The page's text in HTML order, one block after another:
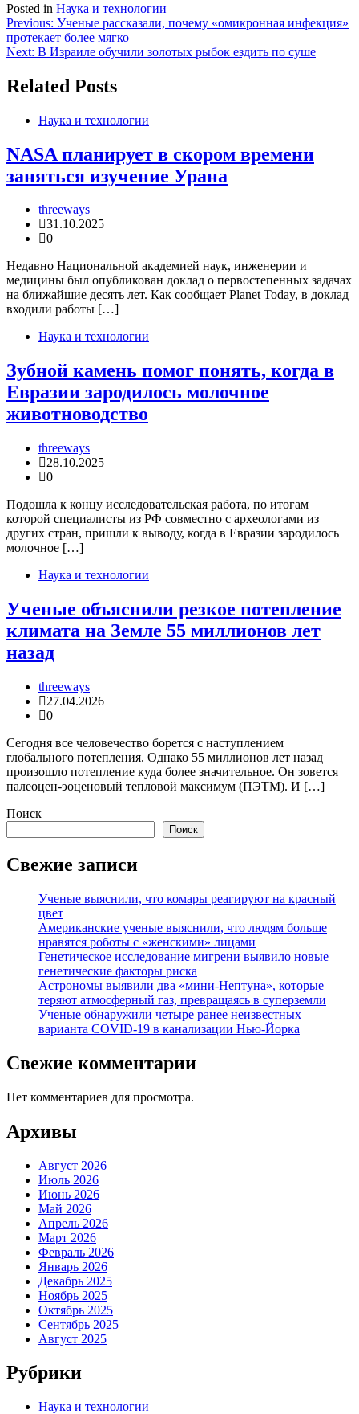
Posted in Наука и технологии
Навигация
по
Previous: Ученые рассказали, почему «омикронная инфекция»
протекает более мягко
Next: В Израиле обучили золотых рыбок ездить по суше
Related Posts
Наука и технологии
NASA планирует в скором времени
заняться изучение Урана
threeways
31.10.2025
0
Недавно Национальной академией наук, инженерии и
медицины был опубликован доклад о первостепенных задачах
на ближайшие десять лет. Как сообщает Planet Today, в доклад
входили работы […]
Наука и технологии
Зубной камень помог понять, когда в
Евразии зародилось молочное
животноводство
threeways
28.10.2025
0
Подошла к концу исследовательская работа, по итогам
которой специалисты из РФ совместно с археологами из
других стран, пришли к выводу, когда в Евразии зародилось
молочное […]
Наука и технологии
Ученые объяснили резкое потепление
климата на Земле 55 миллионов лет
назад
threeways
27.04.2026
0
Сегодня все человечество борется с наступлением
глобального потепления. Однако 55 миллионов лет назад
произошло потепление куда более значительное. Он зовется
палеоцен-эоценовый тепловой максимум (ПЭТМ). И […]
Поиск
Поиск
Свежие записи
Ученые выяснили, что комары реагируют на красный
цвет
Американские ученые выяснили, что людям больше
нравятся роботы с «женскими» лицами
Генетическое исследование мигрени выявило новые
генетические факторы риска
Астрономы выявили два «мини-Нептуна», которые
теряют атмосферный газ, превращаясь в суперземли
Ученые обнаружили четыре ранее неизвестных
варианта COVID-19 в канализации Нью-Йорка
Свежие комментарии
Нет комментариев для просмотра.
Архивы
Август 2026
Июль 2026
Июнь 2026
Май 2026
Апрель 2026
Март 2026
Февраль 2026
Январь 2026
Декабрь 2025
Ноябрь 2025
Октябрь 2025
Сентябрь 2025
Август 2025
Рубрики
Наука и технологии